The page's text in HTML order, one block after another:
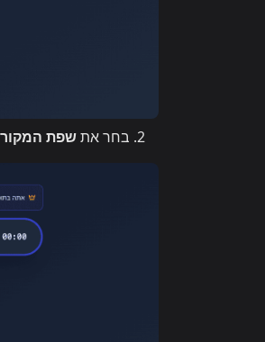
בחר אתשפת המקור